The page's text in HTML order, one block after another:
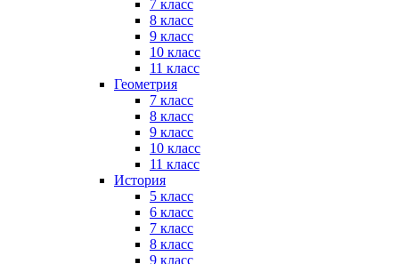
7 класс
8 класс
9 класс
10 класс
11 класс
Геометрия
7 класс
8 класс
9 класс
10 класс
11 класс
История
5 класс
6 класс
7 класс
8 класс
9 класс